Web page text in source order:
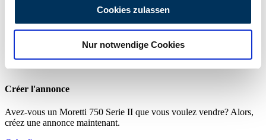
analysieren. Außerdem geben wir Informationen zu Ihrer
Verwendung unserer Website an unsere Partner für
soziale Medien, Werbung und Analysen weiter. Unsere
weiteren Daten zusammen, die Sie ihnen bereitgestellt
gesammelt haben. Datenschutzerklärung
Cookies zulassen
Nur notwendige Cookies
recherche est publiée.
Créer une alerte de recherche
Créer l'annonce
Avez-vous un Moretti 750 Serie II que vous voulez vendre? Alors,
créez une annonce maintenant.